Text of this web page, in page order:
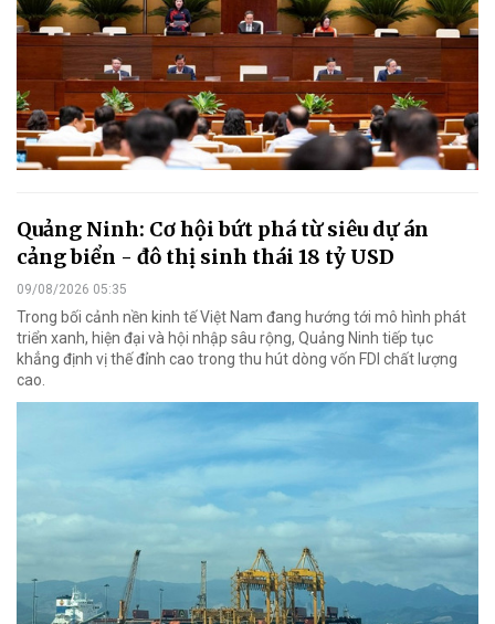
Quảng Ninh: Cơ hội bứt phá từ siêu dự án
cảng biển - đô thị sinh thái 18 tỷ USD
09/08/2026 05:35
Trong bối cảnh nền kinh tế Việt Nam đang hướng tới mô hình phát
triển xanh, hiện đại và hội nhập sâu rộng, Quảng Ninh tiếp tục
khẳng định vị thế đỉnh cao trong thu hút dòng vốn FDI chất lượng
cao.